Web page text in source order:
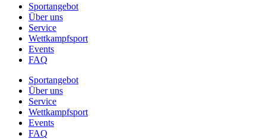
Sportangebot
Über uns
Service
Wettkampfsport
Events
FAQ
Sportangebot
Über uns
Service
Wettkampfsport
Events
FAQ